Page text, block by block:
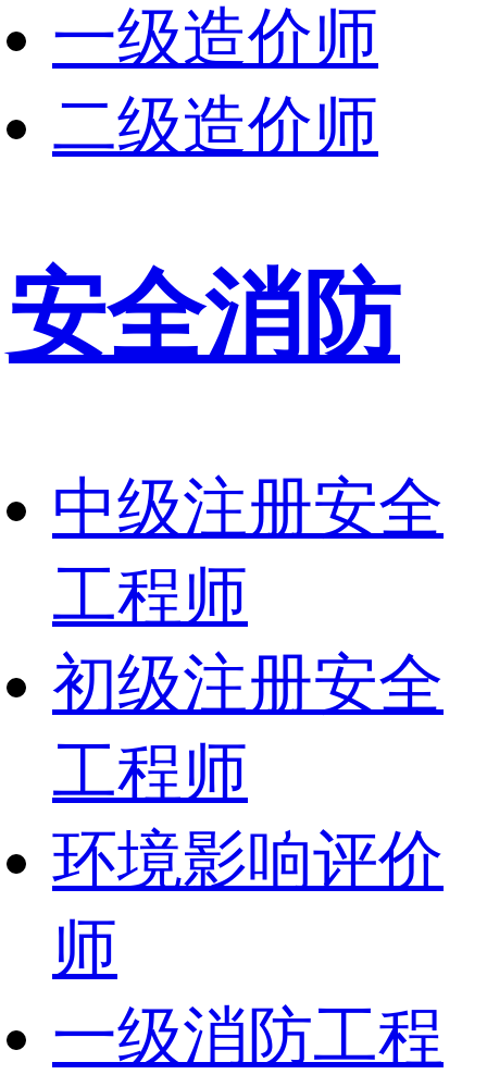
一级造价师
二级造价师
安全消防
中级注册安全
工程师
初级注册安全
工程师
环境影响评价
师
一级消防工程